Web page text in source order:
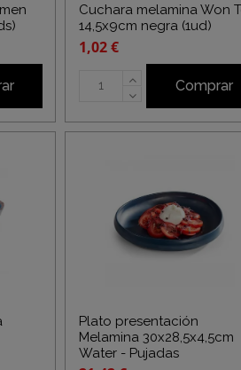
Cuchara melamina Won
14,5x9cm negra (1ud)
1,02 €
Comprar
Plato presentación
Melamina 30x28,5x4,5cm
Water - Pujadas